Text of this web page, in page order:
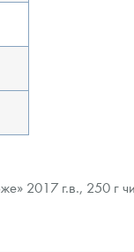
2017 г.в., 250 г